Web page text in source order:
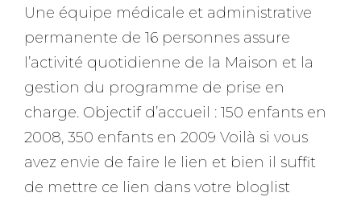
Une équipe médicale et administrative
permanente de 16 personnes assure
l’activité quotidienne de la Maison et la
gestion du programme de prise en
charge. Objectif d’accueil : 150 enfants en
2008, 350 enfants en 2009 Voilà si vous
avez envie de faire le lien et bien il suffit
de mettre ce lien dans votre bloglist